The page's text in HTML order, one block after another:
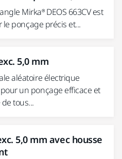
Mirka® DEOS 663CV est
le ponçage précis et...
5,0 mm
aléatoire électrique
un ponçage efficace et
tous...
5,0 mm avec housse